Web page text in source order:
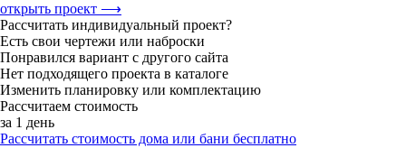
открыть проект ⟶
Рассчитать индивидуальный проект?
Есть свои чертежи или наброски
Понравился вариант с другого сайта
Нет подходящего проекта в каталоге
Изменить планировку или комплектацию
Рассчитаем стоимость
за 1 день
Рассчитать стоимость дома или бани бесплатно